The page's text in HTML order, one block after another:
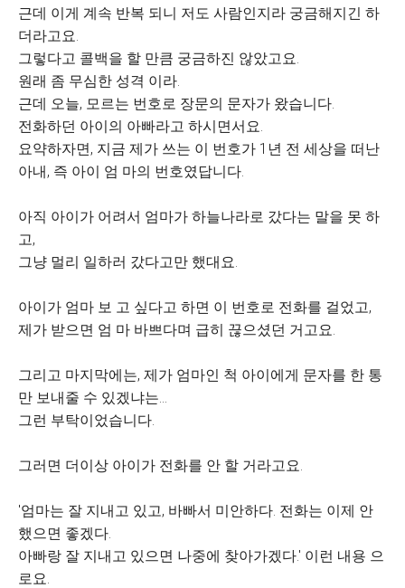
근데 이게 계속 반복 되니 저도 사람인지라 궁금해지긴 하
더라고요.
그렇다고 콜백을 할 만큼 궁금하진 않았고요.
원래 좀 무심한 성격 이라.
근데 오늘, 모르는 번호로 장문의 문자가 왔습니다.
전화하던 아이의 아빠라고 하시면서요.
요약하자면, 지금 제가 쓰는 이 번호가 1년 전 세상을 떠난
아내, 즉 아이 엄 마의 번호였답니다.
아직 아이가 어려서 엄마가 하늘나라로 갔다는 말을 못 하
고,
그냥 멀리 일하러 갔다고만 했대요.
아이가 엄마 보 고 싶다고 하면 이 번호로 전화를 걸었고,
제가 받으면 엄 마 바쁘다며 급히 끊으셨던 거고요.
그리고 마지막에는, 제가 엄마인 척 아이에게 문자를 한 통
만 보내줄 수 있겠냐는...
그런 부탁이었습니다.
그러면 더이상 아이가 전화를 안 할 거라고요.
'엄마는 잘 지내고 있고, 바빠서 미안하다. 전화는 이제 안
했으면 좋겠다.
아빠랑 잘 지내고 있으면 나중에 찾아가겠다.' 이런 내용 으
로요.